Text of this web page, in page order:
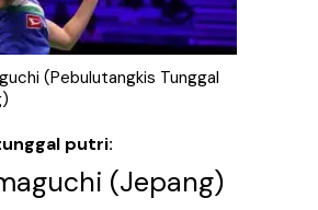
(Pebulutangkis Tunggal
putri:
(Jepang)